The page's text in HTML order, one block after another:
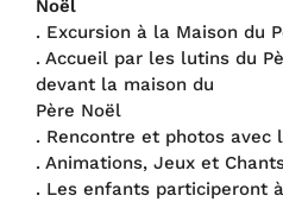
Noël
. Excursion à la Maison du
. Accueil par les lutins du
devant la maison du
Père Noël
. Rencontre et photos avec
. Animations, Jeux et
. Les enfants participeront